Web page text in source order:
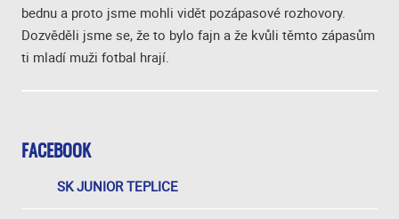
FACEBOOK
SK JUNIOR TEPLICE
bednu a proto jsme mohli vidět pozápasové rozhovory.
Dozvěděli jsme se, že to bylo fajn a že kvůli těmto zápasům
ti mladí muži fotbal hrají.